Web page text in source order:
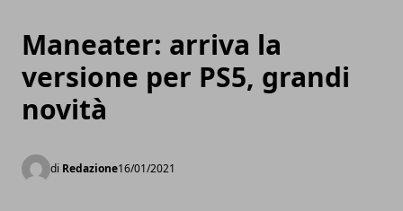
Maneater: arriva la
versione per PS5, grandi
novità
di Redazione16/01/2021